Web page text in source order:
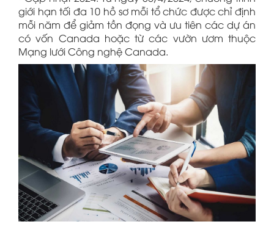
giới hạn tối đa 10 hồ sơ mỗi tổ chức được chỉ định
mỗi năm để giảm tồn đọng và ưu tiên các dự án
có vốn Canada hoặc từ các vườn ươm thuộc
Mạng lưới Công nghệ Canada.